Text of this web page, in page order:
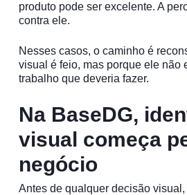
produto pode ser excelente. A
contra ele.
Nesses casos, o caminho é
visual é feio, mas porque ele não
trabalho que deveria fazer.
Na BaseDG,
visual começa
negócio
Antes de qualquer decisão